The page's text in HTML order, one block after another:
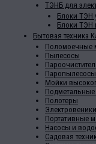
ТЭНБ для
Блоки ТЭН
Блоки ТЭН
Бытовая техника
Поломоечные
Пылесосы
Паропылесосы
Мойки
Полотеры
Электровеники
Портативные
Насосы и
Садовая